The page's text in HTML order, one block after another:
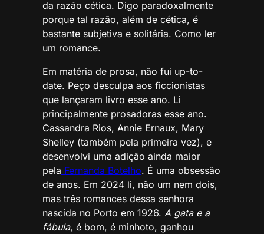
da razão cética. Digo paradoxalmente
porque tal razão, além de cética, é
bastante subjetiva e solitária. Como ler
um romance.
Em matéria de prosa, não fui up-to-
date. Peço desculpa aos ficcionistas
que lançaram livro esse ano. Li
principalmente prosadoras esse ano.
Cassandra Rios, Annie Ernaux, Mary
Shelley (também pela primeira vez), e
desenvolvi uma adição ainda maior
pela Fernanda Botelho. É uma obsessão
de anos. Em 2024 li, não um nem dois,
mas três romances dessa senhora
nascida no Porto em 1926. A gata e a
fábula, é bom, é minhoto, ganhou